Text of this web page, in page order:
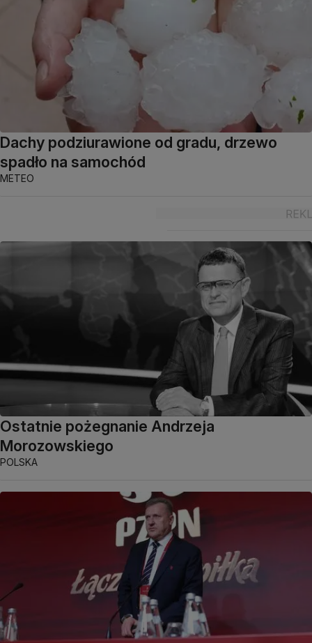
Dachy podziurawione od gradu, drzewo
spadło na samochód
METEO
Ostatnie pożegnanie Andrzeja
Morozowskiego
POLSKA